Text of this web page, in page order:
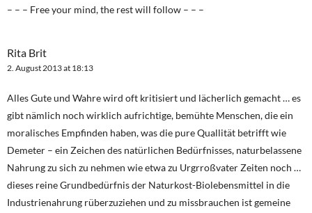
– – – Free your mind, the rest will follow – – –
Rita Brit
2. August 2013 at 18:13
Alles Gute und Wahre wird oft kritisiert und lächerlich gemacht … es
gibt nämlich noch wirklich aufrichtige, bemühte Menschen, die ein
moralisches Empfinden haben, was die pure Quallität betrifft wie
Demeter – ein Zeichen des natürlichen Bedürfnisses, naturbelassene
Nahrung zu sich zu nehmen wie etwa zu Urgrroßvater Zeiten noch …
dieses reine Grundbedürfnis der Naturkost-Biolebensmittel in die
Industrienahrung rüberzuziehen und zu missbrauchen ist gemeine